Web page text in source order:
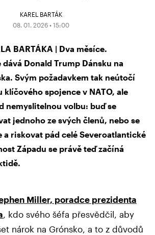
KAREL BARTÁK
08. 01. 2026 • 15:00
BARTÁKA | Dva měsíce.
Donald Trump Dánsku na
Svým požadavkem tak neútočí
klíčového spojence v NATO, ale
nemyslitelnou volbu: buď se
jednoho ze svých členů, nebo se
riskovat pád celé Severoatlantické
Západu se právě teď začíná
Miller, poradce prezidenta
, kdo svého šéfa přesvědčil, aby
nárok na Grónsko, a to z důvodů